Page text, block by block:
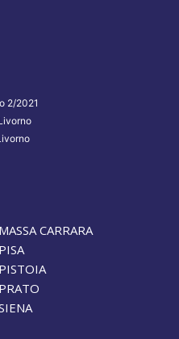
2/2021
MASSA CARRARA
PISA
PISTOIA
PRATO